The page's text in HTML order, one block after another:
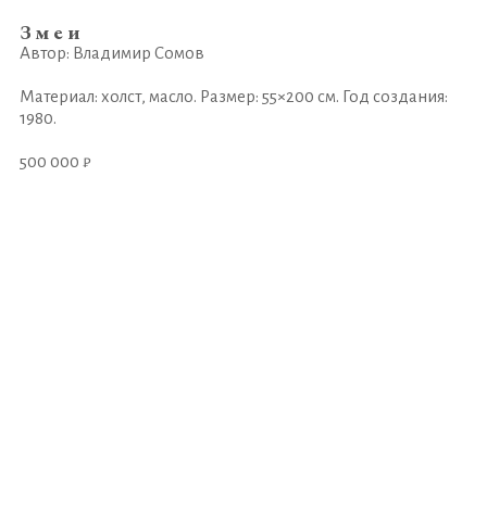
Змеи
Автор: Владимир Сомов
Материал: холст, масло. Размер: 55×200 см. Год создания:
1980.
500 000 ₽